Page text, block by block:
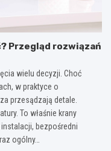
Przegląd rozwiązań
wielu decyzji. Choć
w praktyce o
przesądzają detale.
To właśnie krany
bezpośredni
ogólny…